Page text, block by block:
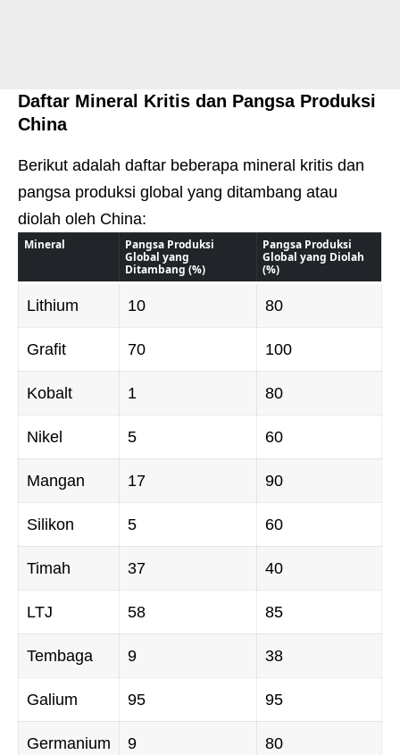
Daftar Mineral Kritis dan Pangsa Produksi
China
Berikut adalah daftar beberapa mineral kritis dan
pangsa produksi global yang ditambang atau
diolah oleh China:
Mineral
Pangsa Produksi
Global yang
Ditambang (%)
Pangsa Produksi
Global yang Diolah
(%)
Lithium 10 80
Grafit 70 100
Kobalt 1 80
Nikel 5 60
Mangan 17 90
Silikon 5 60
Timah 37 40
LTJ 58 85
Tembaga 9 38
Galium 95 95
Germanium 9 80